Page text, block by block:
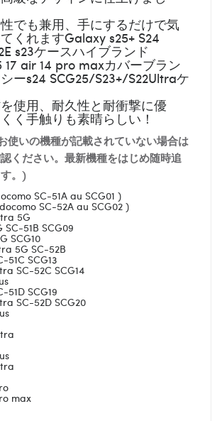
でも兼用、手にするだけで気
くれますGalaxy s25+ S24
s23ケースハイブランド
17 air 14 pro maxカバーブラン
ーs24 SCG25/S23+/S22Ultraケ
を使用、耐久性と耐衝撃に優
く手触りも素晴らしい！
いの機種が記載されていない場合は
ください。最新機種をはじめ随時追
。)
SC-51A au SCG01 )
SC-52A au SCG02 )
5G
SC-51B SCG09
SCG10
5G SC-52B
51C SCG13
SC-52C SCG14
51D SCG19
SC-52D SCG20
max